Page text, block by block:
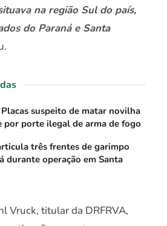
na região Sul do país,
do Paraná e Santa
suspeito de matar novilha
por porte ilegal de arma de fogo
três frentes de garimpo
durante operação em Santa
Vruck, titular da DRFRVA,